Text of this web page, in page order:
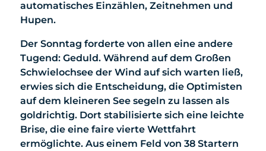
automatisches Einzählen, Zeitnehmen und
Hupen.
Der Sonntag forderte von allen eine andere
Tugend: Geduld. Während auf dem Großen
Schwielochsee der Wind auf sich warten ließ,
erwies sich die Entscheidung, die Optimisten
auf dem kleineren See segeln zu lassen als
goldrichtig. Dort stabilisierte sich eine leichte
Brise, die eine faire vierte Wettfahrt
ermöglichte. Aus einem Feld von 38 Startern